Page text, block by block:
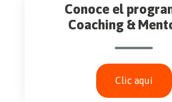
Conoce el
Coaching &
Clic aquí